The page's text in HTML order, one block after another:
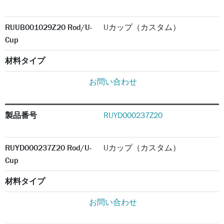
RUUB001029Z20 Rod/U-
Cup
Uカップ（カスタム）
材料タイプ
お問い合わせ
製品番号 RUYD000237Z20
RUYD000237Z20 Rod/U-
Cup
Uカップ（カスタム）
材料タイプ
お問い合わせ